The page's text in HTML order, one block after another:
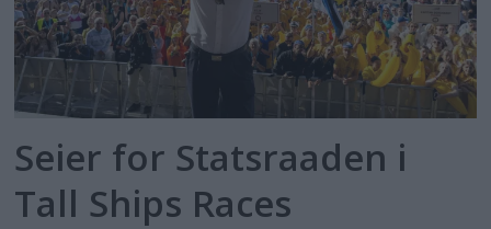
Seier for Statsraaden i
Tall Ships Races